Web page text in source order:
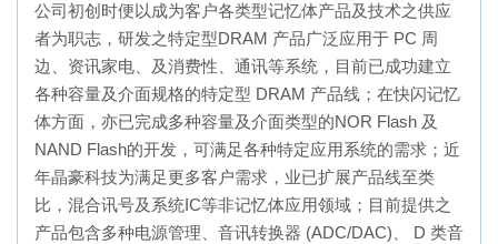
公司初创时便以成为客户各类型记忆体产品及技术之供应
者为职志，研发之特定型DRAM 产品广泛应用于 PC 周
边、资讯家电、及消费性、通讯等系统，目前已成功建立
各种容量及介面规格的特定型 DRAM 产品线；在快闪记忆
体方面，亦已完成多种容量及介面类型的NOR Flash 及
NAND Flash的开发，可满足各种特定应用系统的需求；近
年晶豪科技为满足更多客户需求，业已扩展产品线至类
比，混合讯号及系统IC等非记忆体应用领域；目前提供之
产品包含多种电源管理、音讯转换器 (ADC/DAC)、 D 类音